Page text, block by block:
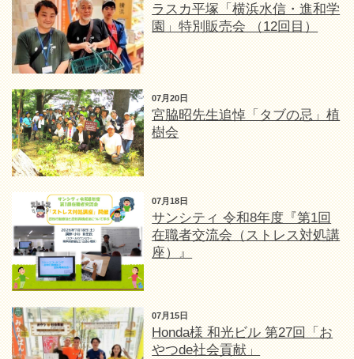
ラスカ平塚「横浜水信・進和学
園」特別販売会 （12回目）
07月20日
宮脇昭先生追悼「タブの忌」植
樹会
07月18日
サンシティ 令和8年度『第1回
在職者交流会（ストレス対処講
座）』
07月15日
Honda様 和光ビル 第27回「お
やつde社会貢献」